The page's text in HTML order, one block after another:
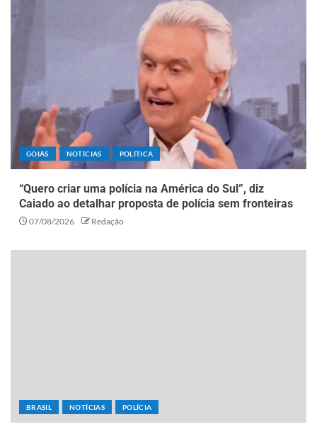
GOIÁS NOTÍCIAS POLÍTICA
“Quero criar uma polícia na América do Sul”, diz
Caiado ao detalhar proposta de polícia sem fronteiras
07/08/2026 Redação
BRASIL NOTÍCIAS POLÍCIA